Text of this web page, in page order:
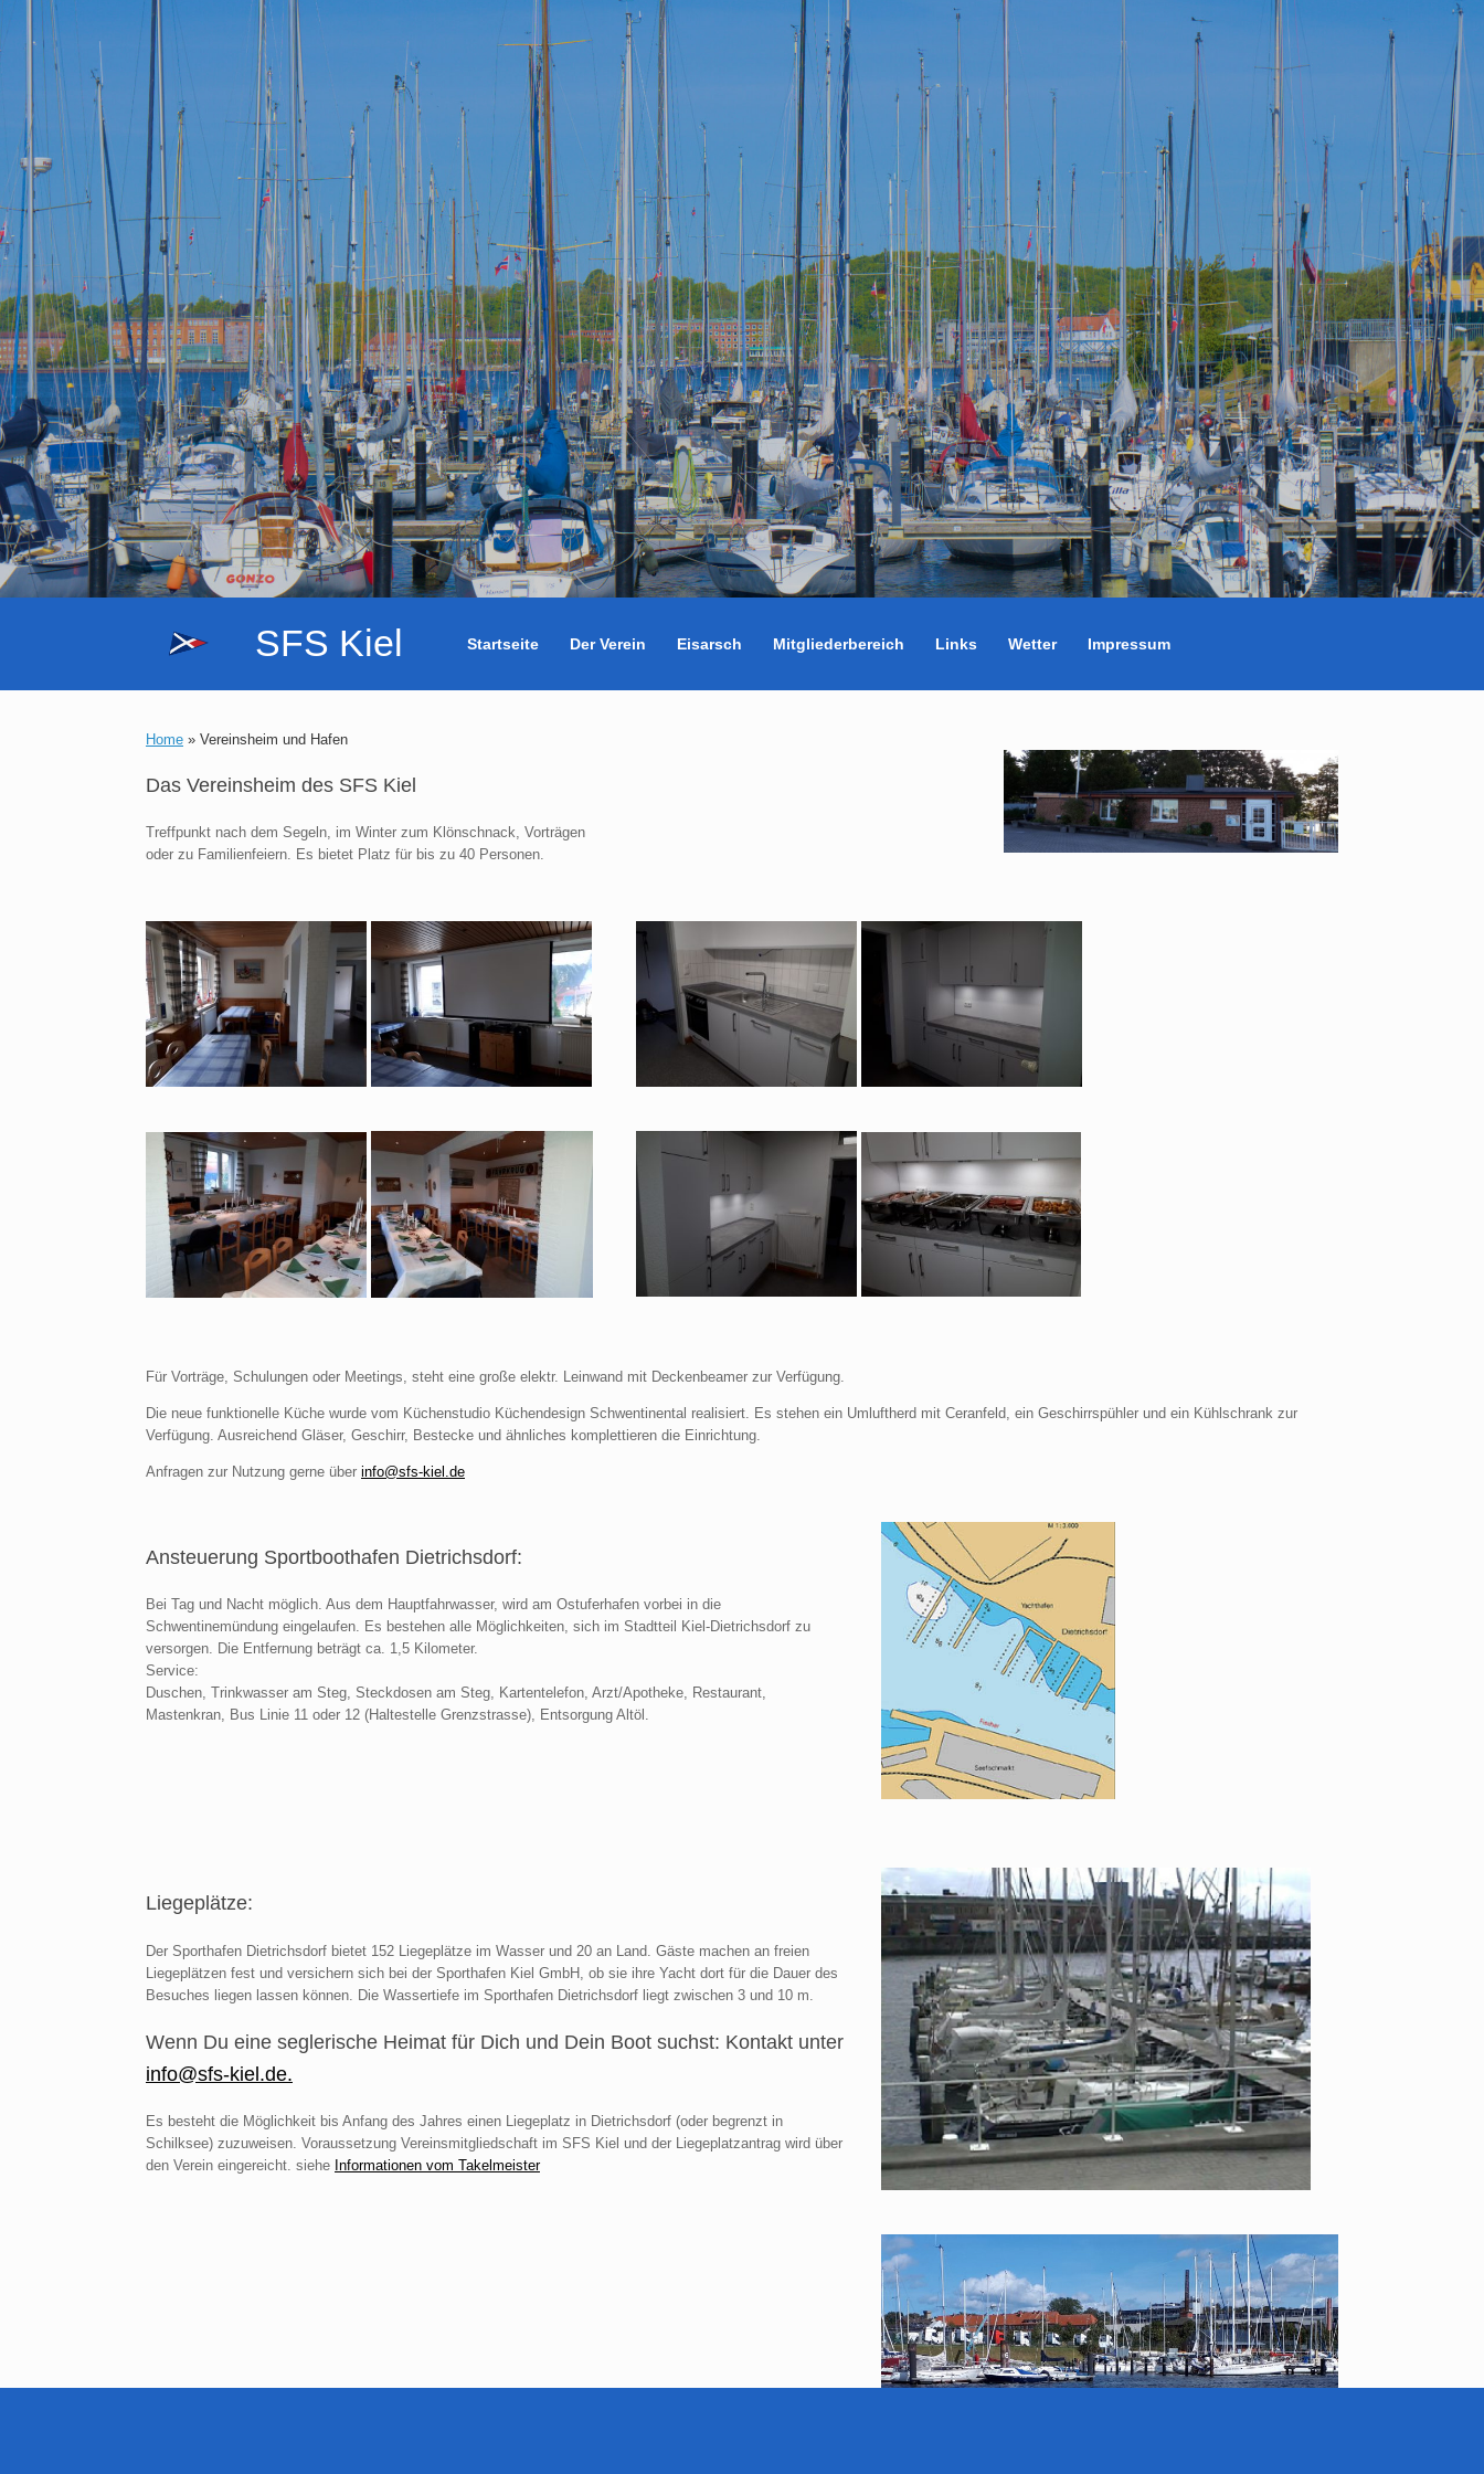
SFS Kiel Startseite Der Verein Eisarsch Mitgliederbereich Links Wetter Impressum
Home » Vereinsheim und Hafen
Das Vereinsheim des SFS Kiel
Treffpunkt nach dem Segeln, im Winter zum Klönschnack, Vorträgen
oder zu Familienfeiern. Es bietet Platz für bis zu 40 Personen.
Für Vorträge, Schulungen oder Meetings, steht eine große elektr. Leinwand mit Deckenbeamer zur Verfügung.
Die neue funktionelle Küche wurde vom Küchenstudio Küchendesign Schwentinental realisiert. Es stehen ein Umluftherd mit Ceranfeld, ein Geschirrspühler und ein Kühlschrank zur
Verfügung. Ausreichend Gläser, Geschirr, Bestecke und ähnliches komplettieren die Einrichtung.
Anfragen zur Nutzung gerne über info@sfs-kiel.de
Ansteuerung Sportboothafen Dietrichsdorf:
Bei Tag und Nacht möglich. Aus dem Hauptfahrwasser, wird am Ostuferhafen vorbei in die
Schwentinemündung eingelaufen. Es bestehen alle Möglichkeiten, sich im Stadtteil Kiel-Dietrichsdorf zu
versorgen. Die Entfernung beträgt ca. 1,5 Kilometer.
Service:
Duschen, Trinkwasser am Steg, Steckdosen am Steg, Kartentelefon, Arzt/Apotheke, Restaurant,
Mastenkran, Bus Linie 11 oder 12 (Haltestelle Grenzstrasse), Entsorgung Altöl.
Liegeplätze:
Der Sporthafen Dietrichsdorf bietet 152 Liegeplätze im Wasser und 20 an Land. Gäste machen an freien
Liegeplätzen fest und versichern sich bei der Sporthafen Kiel GmbH, ob sie ihre Yacht dort für die Dauer des
Besuches liegen lassen können. Die Wassertiefe im Sporthafen Dietrichsdorf liegt zwischen 3 und 10 m.
Wenn Du eine seglerische Heimat für Dich und Dein Boot suchst: Kontakt unter
info@sfs-kiel.de.
Es besteht die Möglichkeit bis Anfang des Jahres einen Liegeplatz in Dietrichsdorf (oder begrenzt in
Schilksee) zuzuweisen. Voraussetzung Vereinsmitgliedschaft im SFS Kiel und der Liegeplatzantrag wird über
den Verein eingereicht. siehe Informationen vom Takelmeister